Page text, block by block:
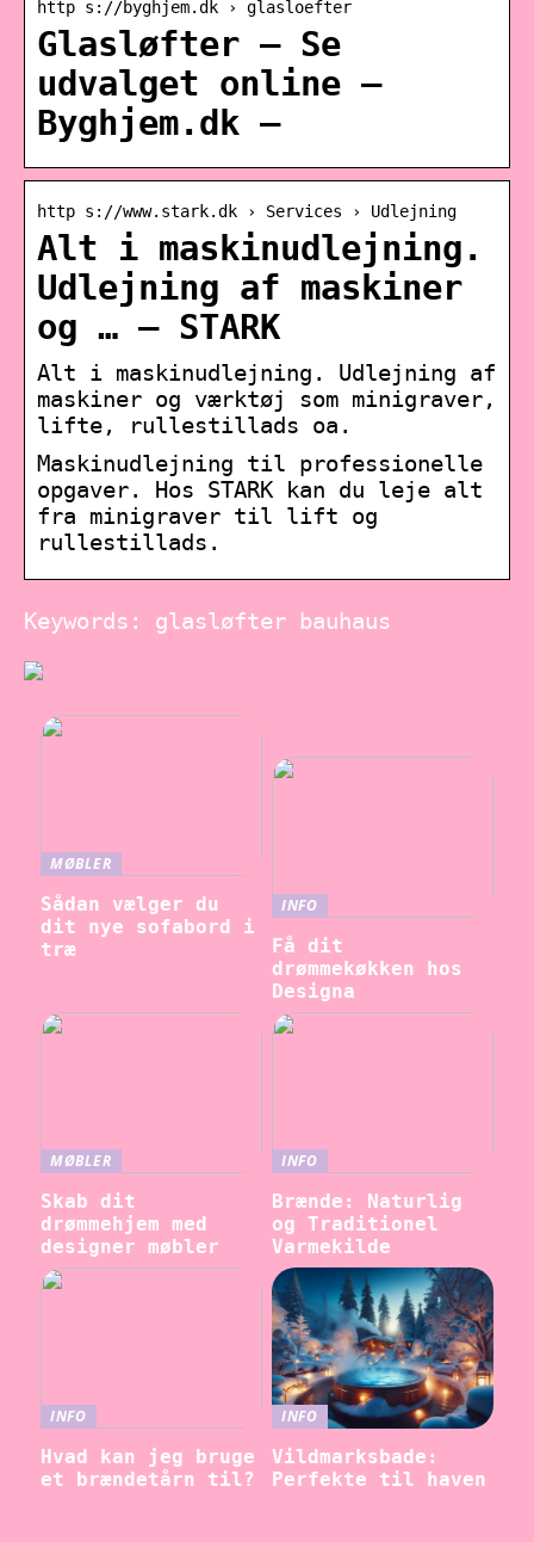
http s://byghjem.dk › glasloefter
Glasløfter – Se
udvalget online –
Byghjem.dk –
http s://www.stark.dk › Services › Udlejning
Alt i maskinudlejning.
Udlejning af maskiner
og … – STARK
Alt i maskinudlejning. Udlejning af
maskiner og værktøj som minigraver,
lifte, rullestillads oa.
Maskinudlejning til professionelle
opgaver. Hos STARK kan du leje alt
fra minigraver til lift og
rullestillads.
Keywords: glasløfter bauhaus
MØBLER
Sådan vælger du
dit nye sofabord i
træ
INFO
Få dit
drømmekøkken hos
Designa
MØBLER
Skab dit
drømmehjem med
designer møbler
INFO
Brænde: Naturlig
og Traditionel
Varmekilde
INFO
Hvad kan jeg bruge
et brændetårn til?
INFO
Vildmarksbade:
Perfekte til haven